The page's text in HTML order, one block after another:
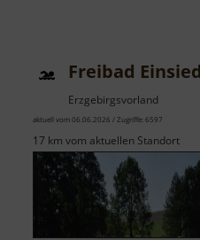
Freibad
Erzgebirgsvorland
aktuell vom 06.06.2026 / Zugriffe: 6597
17 km vom aktuellen Standort